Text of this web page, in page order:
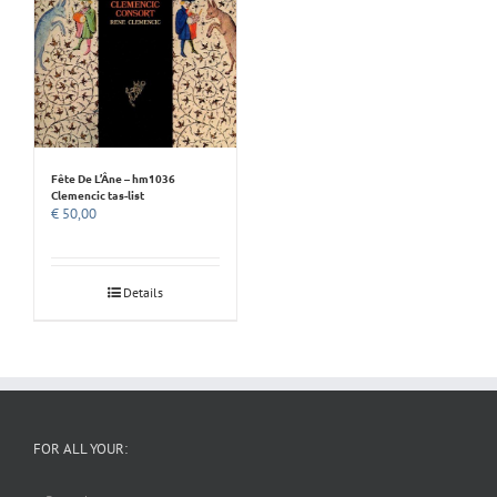
Fête De L’Âne – hm1036
Clemencic tas-list
€ 50,00
Details
FOR ALL YOUR: